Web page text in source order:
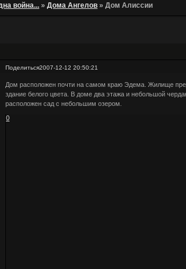
война... »Дома Ангелов »Дом Алиссии
Поделиться2007-12-12 20:50:21
Дом расположен почти на самом краю Эдема. Жилище
здание белого цвета. В доме два этажа и небольшой
расположен сад с небольшим озером.
0